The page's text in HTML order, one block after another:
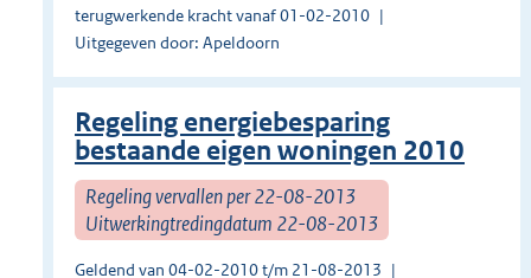
terugwerkende kracht vanaf 01-02-2010
Uitgegeven door: Apeldoorn
Regeling energiebesparing
bestaande eigen woningen 2010
Regeling vervallen per 22-08-2013
Uitwerkingtredingdatum 22-08-2013
Geldend van 04-02-2010 t/m 21-08-2013